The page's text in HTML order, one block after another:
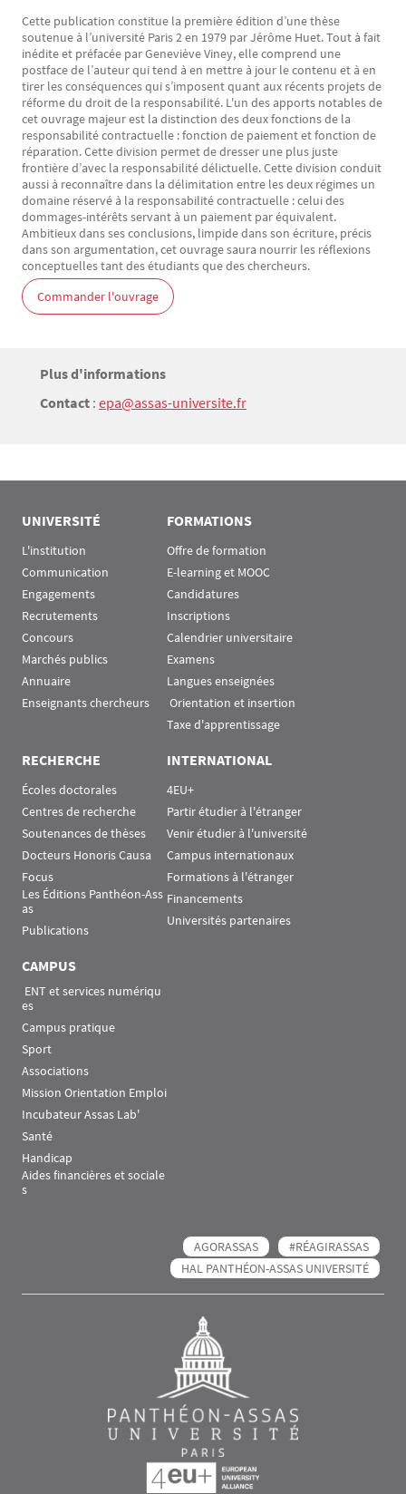
Cette publication constitue la première édition d’une thèse
soutenue à l’université Paris 2 en 1979 par Jérôme Huet. Tout à fait
inédite et préfacée par Geneviève Viney, elle comprend une
postface de l’auteur qui tend à en mettre à jour le contenu et à en
tirer les conséquences qui s’imposent quant aux récents projets de
réforme du droit de la responsabilité. L'un des apports notables de
cet ouvrage majeur est la distinction des deux fonctions de la
responsabilité contractuelle : fonction de paiement et fonction de
réparation. Cette division permet de dresser une plus juste
frontière d’avec la responsabilité délictuelle. Cette division conduit
aussi à reconnaître dans la délimitation entre les deux régimes un
domaine réservé à la responsabilité contractuelle : celui des
dommages-intérêts servant à un paiement par équivalent.
Ambitieux dans ses conclusions, limpide dans son écriture, précis
dans son argumentation, cet ouvrage saura nourrir les réflexions
conceptuelles tant des étudiants que des chercheurs.
Commander l'ouvrage
Bloc(s) libre(s)
Titre
Plus d'informations
Texte
Contact : epa@assas-universite.fr
UNIVERSITÉ
L'institution
Communication
Engagements
Recrutements
Concours
Marchés publics
Annuaire
Enseignants chercheurs
FORMATIONS
Offre de formation
E-learning et MOOC
Candidatures
Inscriptions
Calendrier universitaire
Examens
Langues enseignées
Orientation et insertion
Taxe d'apprentissage
RECHERCHE
Écoles doctorales
Centres de recherche
Soutenances de thèses
Docteurs Honoris Causa
Focus
Les Éditions Panthéon-Ass
as
Publications
INTERNATIONAL
4EU+
Partir étudier à l'étranger
Venir étudier à l'université
Campus internationaux
Formations à l'étranger
Financements
Universités partenaires
CAMPUS
es
Campus pratique
Sport
Associations
Mission Orientation Emploi
Incubateur Assas Lab'
Santé
Handicap
Aides financières et sociale
s
AGORASSAS
#RÉAGIRASSAS
HAL PANTHÉON-ASSAS UNIVERSITÉ